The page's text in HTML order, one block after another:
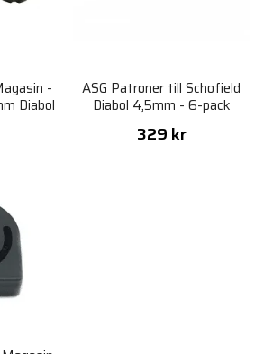
-
Diabol
ASG Patroner till Schofield
Diabol 4,5mm - 6-pack
329 kr